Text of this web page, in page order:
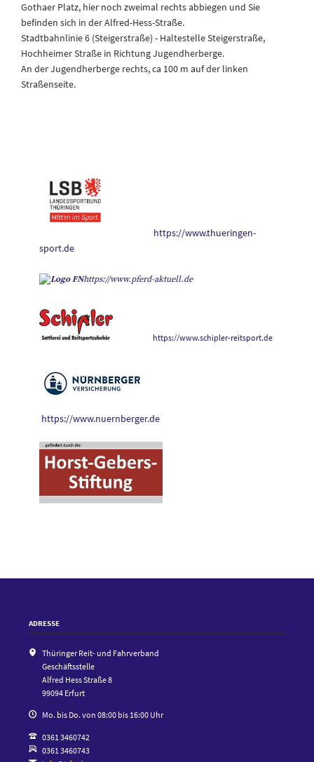
Gothaer Platz, hier noch zweimal rechts abbiegen und Sie
befinden sich in der Alfred-Hess-Straße.
Stadtbahnlinie 6 (Steigerstraße) - Haltestelle Steigerstraße,
Hochheimer Straße in Richtung Jugendherberge.
An der Jugendherberge rechts, ca 100 m auf der linken
Straßenseite.
https://www.thueringen-
sport.de
https://www.pferd-aktuell.de
https://www.schipler-reitsport.de
https://www.nuernberger.de
ADRESSE
Thüringer Reit- und Fahrverband
Geschäftsstelle
Alfred Hess Straße 8
99094 Erfurt
Mo. bis Do. von 08:00 bis 16:00 Uhr
0361 3460742
0361 3460743